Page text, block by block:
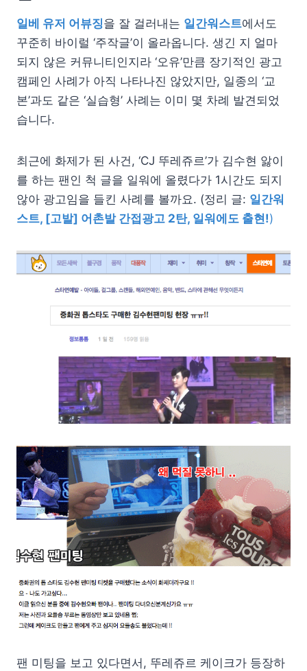
일베 유저 어뷰징을 잘 걸러내는 일간워스트에서도
꾸준히 바이럴 ‘주작글’이 올라옵니다. 생긴 지 얼마
되지 않은 커뮤니티인지라 ‘오유’만큼 장기적인 광고
캠페인 사례가 아직 나타나진 않았지만, 일종의 ‘교
본’과도 같은 ‘실습형’ 사례는 이미 몇 차례 발견되었
습니다.
최근에 화제가 된 사건, ‘CJ 뚜레쥬르’가 김수현 앓이
를 하는 팬인 척 글을 일워에 올렸다가 1시간도 되지
않아 광고임을 들킨 사례를 볼까요. (정리 글: 일간워
스트, [고발] 어촌발 간접광고 2탄, 일워에도 출현!)
팬 미팅을 보고 있다면서, 뚜레쥬르 케이크가 등장하